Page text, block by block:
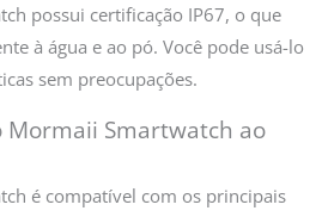
possui certificação IP67, o que
à água e ao pó. Você pode usá-lo
sem preocupações.
Mormaii Smartwatch ao
é compatível com os principais